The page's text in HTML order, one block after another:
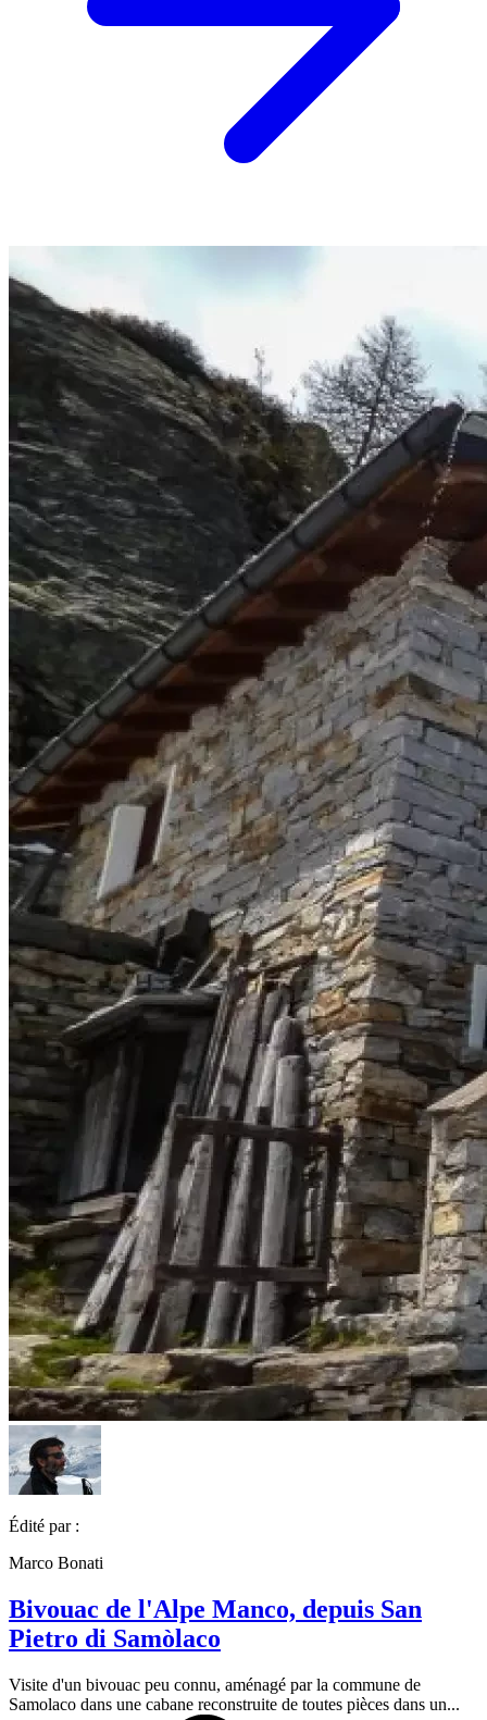
Édité par :
Marco Bonati
Bivouac de l'Alpe Manco, depuis San
Pietro di Samòlaco
Visite d'un bivouac peu connu, aménagé par la commune de
Samolaco dans une cabane reconstruite de toutes pièces dans un...